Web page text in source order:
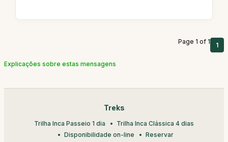
Page 1 of 1 1
Explicações sobre estas mensagens
Treks
Trilha Inca Passeio 1 dia
Trilha Inca Clássica 4 dias
Disponibilidade on-line
Reservar